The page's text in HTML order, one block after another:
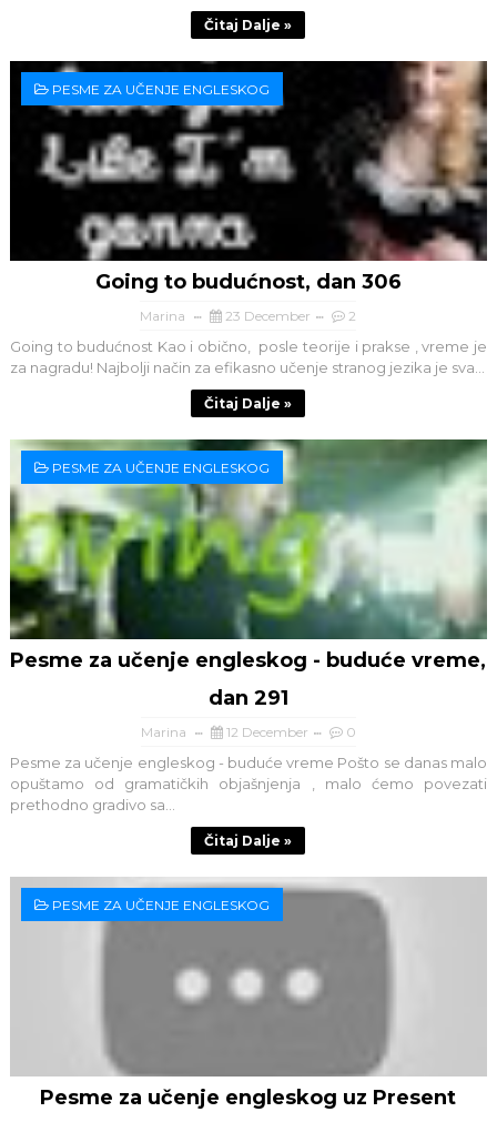
Čitaj Dalje »
PESME ZA UČENJE ENGLESKOG
Going to budućnost, dan 306
Marina 23 December 2
Going to budućnost Kao i obično, posle teorije i prakse , vreme je
za nagradu! Najbolji način za efikasno učenje stranog jezika je sva...
Čitaj Dalje »
PESME ZA UČENJE ENGLESKOG
Pesme za učenje engleskog - buduće vreme,
dan 291
Marina 12 December 0
Pesme za učenje engleskog - buduće vreme Pošto se danas malo
opuštamo od gramatičkih objašnjenja , malo ćemo povezati
prethodno gradivo sa...
Čitaj Dalje »
PESME ZA UČENJE ENGLESKOG
Pesme za učenje engleskog uz Present